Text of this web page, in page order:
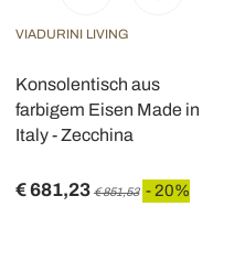
VIADURINI LIVING
Konsolentisch aus
farbigem Eisen Made in
Italy - Zecchina
€ 681,23 € 851,53 - 20%